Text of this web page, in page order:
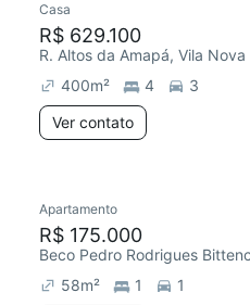
Casa
R$ 629.100
R. Altos da Amapá, Vila Nova
400m² 4
3
Ver contato
Apartamento
R$ 175.000
Beco Pedro Rodrigues
58m² 1
1